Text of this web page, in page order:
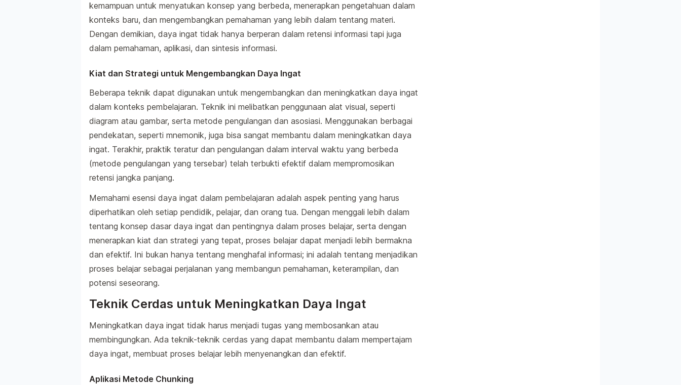
kemampuan untuk menyatukan konsep yang berbeda, menerapkan pengetahuan dalam
konteks baru, dan mengembangkan pemahaman yang lebih dalam tentang materi.
Dengan demikian, daya ingat tidak hanya berperan dalam retensi informasi tapi juga
dalam pemahaman, aplikasi, dan sintesis informasi.
Kiat dan Strategi untuk Mengembangkan Daya Ingat
Beberapa teknik dapat digunakan untuk mengembangkan dan meningkatkan daya ingat
dalam konteks pembelajaran. Teknik ini melibatkan penggunaan alat visual, seperti
diagram atau gambar, serta metode pengulangan dan asosiasi. Menggunakan berbagai
pendekatan, seperti mnemonik, juga bisa sangat membantu dalam meningkatkan daya
ingat. Terakhir, praktik teratur dan pengulangan dalam interval waktu yang berbeda
(metode pengulangan yang tersebar) telah terbukti efektif dalam mempromosikan
retensi jangka panjang.
Memahami esensi daya ingat dalam pembelajaran adalah aspek penting yang harus
diperhatikan oleh setiap pendidik, pelajar, dan orang tua. Dengan menggali lebih dalam
tentang konsep dasar daya ingat dan pentingnya dalam proses belajar, serta dengan
menerapkan kiat dan strategi yang tepat, proses belajar dapat menjadi lebih bermakna
dan efektif. Ini bukan hanya tentang menghafal informasi; ini adalah tentang menjadikan
proses belajar sebagai perjalanan yang membangun pemahaman, keterampilan, dan
potensi seseorang.
Teknik Cerdas untuk Meningkatkan Daya Ingat
Meningkatkan daya ingat tidak harus menjadi tugas yang membosankan atau
membingungkan. Ada teknik-teknik cerdas yang dapat membantu dalam mempertajam
daya ingat, membuat proses belajar lebih menyenangkan dan efektif.
Aplikasi Metode Chunking